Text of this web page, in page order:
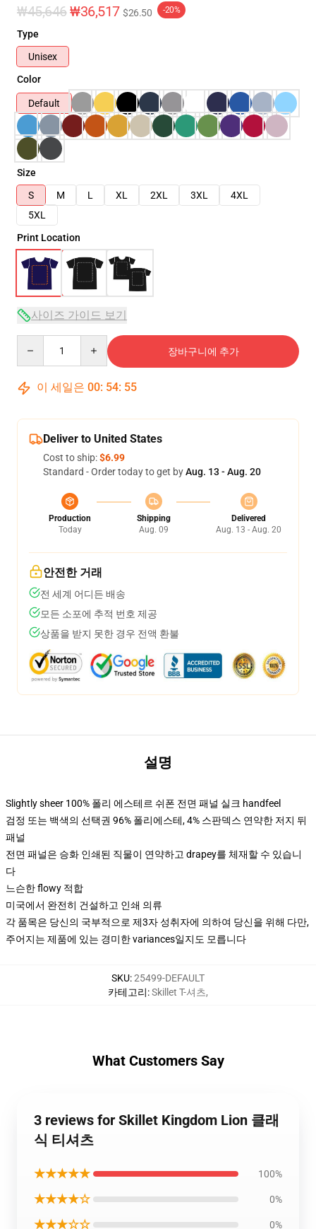
₩45,646₩36,517 $26.50 -20%
Type
Unisex
Color
Default
Size
S
M L XL 2XL 3XL
4XL
5XL
Print Location
사이즈 가이드 보기
장바구니에 추가
이 세일은 00: 54: 54
Deliver to United States
Cost to ship:$6.99
Standard - Order today to get byAug. 13 - Aug. 20
Production
Today
Shipping
Aug. 09
Delivered
Aug. 13 - Aug. 20
안전한 거래
전 세계 어디든 배송
모든 소포에 추적 번호 제공
상품을 받지 못한 경우 전액 환불
설명
Slightly sheer 100% 폴리 에스테르 쉬폰 전면 패널 실크 handfeel
검정 또는 백색의 선택권 96% 폴리에스테, 4% 스판덱스 연약한 저지 뒤
패널
전면 패널은 승화 인쇄된 직물이 연약하고 drapey를 체재할 수 있습니
다
느슨한 flowy 적합
미국에서 완전히 건설하고 인쇄 의류
각 품목은 당신의 국부적으로 제3자 성취자에 의하여 당신을 위해 다만,
주어지는 제품에 있는 경미한 variances일지도 모릅니다
SKU:25499-DEFAULT
카테고리:Skillet T-셔츠,
What Customers Say
3 reviews for Skillet Kingdom Lion 클래
식 티셔츠
★★★★★ 100%
★★★★☆ 0%
★★★☆☆ 0%